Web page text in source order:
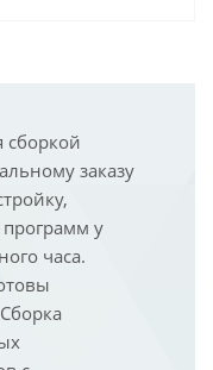
сборкой
заказу
программ у
часа.